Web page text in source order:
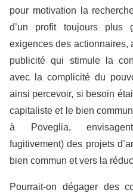
pour motivation la
d’un profit toujours plus
exigences des actionnaires,
publicité qui stimule la
avec la complicité du
ainsi percevoir, si besoin
capitaliste et le bien
à Poveglia,
fugitivement) des projets
bien commun et vers la
Pourrait-on dégager des